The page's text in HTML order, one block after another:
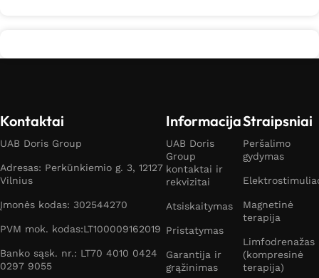
Kontaktai
UAB Doris Group
Adresas: Perkūnkiemio g. 3, 12127
Vilnius
Įmonės kodas: 302544270
PVM mok. kodas:LT100009162019
Banko sąsk. nr.: LT70 4010 0424
0297 9055
Informacija
UAB Doris
Group
kontaktai ir
rekvizitai
Atsiskaitymas
Pristatymas
Garantija ir
grąžinimas
Straipsniai
Peršalimo
gydymas
Magnetinė
terapija
Limfodrenažas
(kompresinė
terapija)